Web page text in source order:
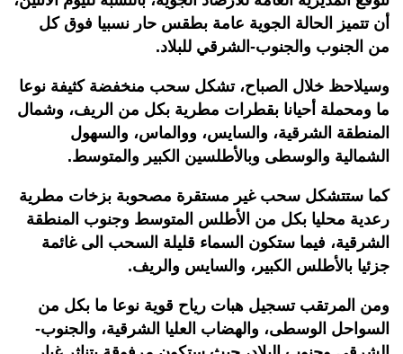
أن تتميز الحالة الجوية عامة بطقس حار نسبيا فوق كل
من الجنوب والجنوب-الشرقي للبلاد.
وسيلاحظ خلال الصباح، تشكل سحب منخفضة كثيفة نوعا
ما ومحملة أحيانا بقطرات مطرية بكل من الريف، وشمال
المنطقة الشرقية، والسايس، ووالماس، والسهول
الشمالية والوسطى وبالأطلسين الكبير والمتوسط.
كما ستتشكل سحب غير مستقرة مصحوبة بزخات مطرية
رعدية محليا بكل من الأطلس المتوسط وجنوب المنطقة
الشرقية، فيما ستكون السماء قليلة السحب الى غائمة
جزئيا بالأطلس الكبير، والسايس والريف.
ومن المرتقب تسجيل هبات رياح قوية نوعا ما بكل من
السواحل الوسطى، والهضاب العليا الشرقية، والجنوب-